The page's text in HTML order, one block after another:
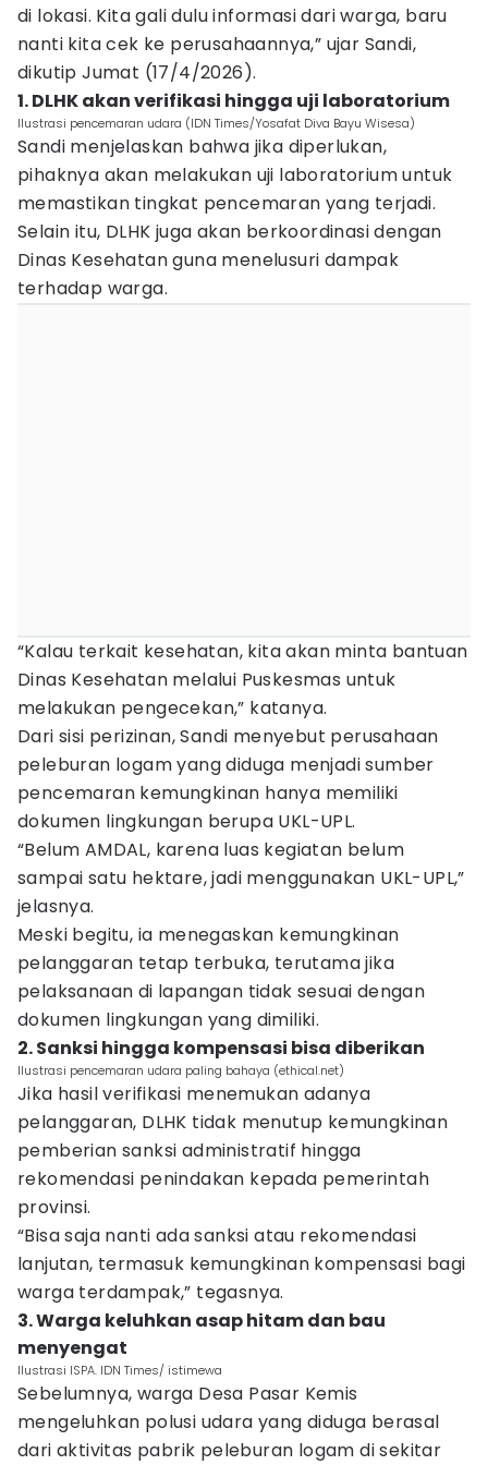
di lokasi. Kita gali dulu informasi dari warga, baru
nanti kita cek ke perusahaannya,” ujar Sandi,
dikutip Jumat (17/4/2026).
1. DLHK akan verifikasi hingga uji laboratorium
Ilustrasi pencemaran udara (IDN Times/Yosafat Diva Bayu Wisesa)
Sandi menjelaskan bahwa jika diperlukan,
pihaknya akan melakukan uji laboratorium untuk
memastikan tingkat pencemaran yang terjadi.
Selain itu, DLHK juga akan berkoordinasi dengan
Dinas Kesehatan guna menelusuri dampak
terhadap warga.
“Kalau terkait kesehatan, kita akan minta bantuan
Dinas Kesehatan melalui Puskesmas untuk
melakukan pengecekan,” katanya.
Dari sisi perizinan, Sandi menyebut perusahaan
peleburan logam yang diduga menjadi sumber
pencemaran kemungkinan hanya memiliki
dokumen lingkungan berupa UKL-UPL.
“Belum AMDAL, karena luas kegiatan belum
sampai satu hektare, jadi menggunakan UKL-UPL,”
jelasnya.
Meski begitu, ia menegaskan kemungkinan
pelanggaran tetap terbuka, terutama jika
pelaksanaan di lapangan tidak sesuai dengan
dokumen lingkungan yang dimiliki.
2. Sanksi hingga kompensasi bisa diberikan
Ilustrasi pencemaran udara paling bahaya (ethical.net)
Jika hasil verifikasi menemukan adanya
pelanggaran, DLHK tidak menutup kemungkinan
pemberian sanksi administratif hingga
rekomendasi penindakan kepada pemerintah
provinsi.
“Bisa saja nanti ada sanksi atau rekomendasi
lanjutan, termasuk kemungkinan kompensasi bagi
warga terdampak,” tegasnya.
3. Warga keluhkan asap hitam dan bau
menyengat
Ilustrasi ISPA. IDN Times/ istimewa
Sebelumnya, warga Desa Pasar Kemis
mengeluhkan polusi udara yang diduga berasal
dari aktivitas pabrik peleburan logam di sekitar